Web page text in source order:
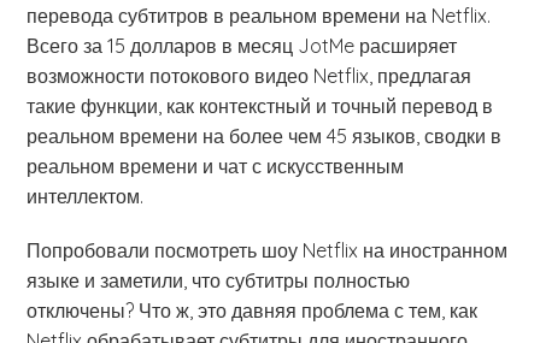
перевода субтитров в реальном времени на Netflix.
Всего за 15 долларов в месяц JotMe расширяет
возможности потокового видео Netflix, предлагая
такие функции, как контекстный и точный перевод в
реальном времени на более чем 45 языков, сводки в
реальном времени и чат с искусственным
интеллектом.
Попробовали посмотреть шоу Netflix на иностранном
языке и заметили, что субтитры полностью
отключены? Что ж, это давняя проблема с тем, как